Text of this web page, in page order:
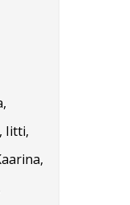
Iitti,